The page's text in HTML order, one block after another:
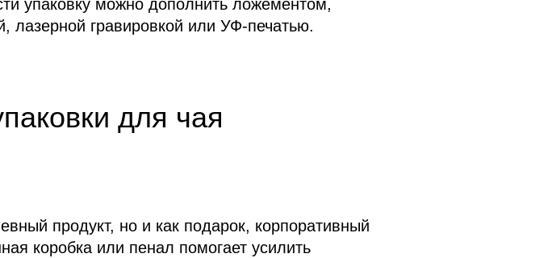
упаковку можно дополнить ложементом,
лазерной гравировкой или УФ-печатью.
для чая
продукт, но и как подарок, корпоративный
коробка или пенал помогает усилить